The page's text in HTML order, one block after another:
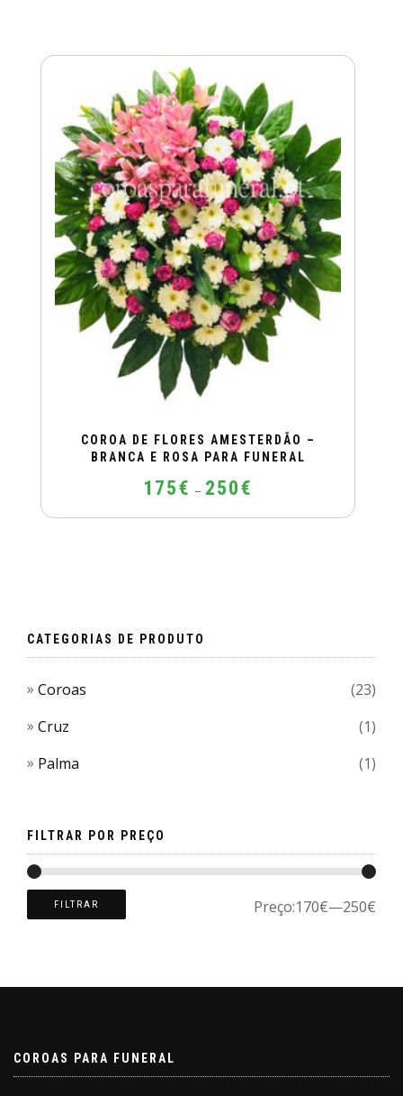
COROA DE FLORES AMESTERDÃO –
BRANCA E ROSA PARA FUNERAL
175€ – 250€
175€
The
options
CATEGORIAS DE PRODUTO
Coroas
(23)
Cruz
(1)
Palma
(1)
FILTRAR POR PREÇO
FILTRAR Preço:170€—250€
COROAS PARA FUNERAL